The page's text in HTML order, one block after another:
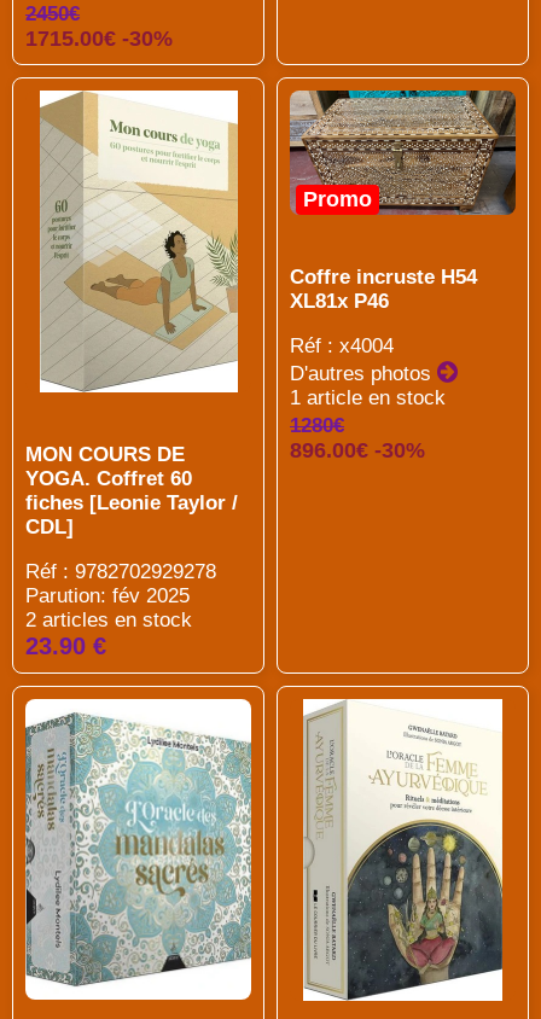
2450€
1715.00€ -30%
MON COURS DE
YOGA. Coffret 60
fiches [Leonie Taylor /
CDL]
Réf : 9782702929278
Parution: fév 2025
2 articles en stock
23.90 €
Promo
Coffre incruste H54
XL81x P46
Réf : x4004
D'autres photos
1 article en stock
1280€
896.00€ -30%